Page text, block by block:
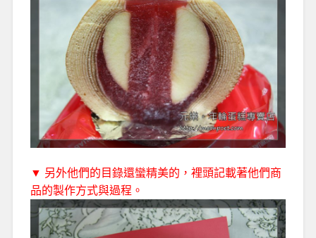
▼ 另外他們的目錄還蠻精美的，裡頭記載著他們商
品的製作方式與過程。